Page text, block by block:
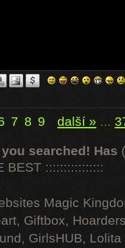
7 8 9 další » ...
searched! Has
BEST ::::::::::::::::
Magic
Giftbox,
GirlsHUB, Lolita